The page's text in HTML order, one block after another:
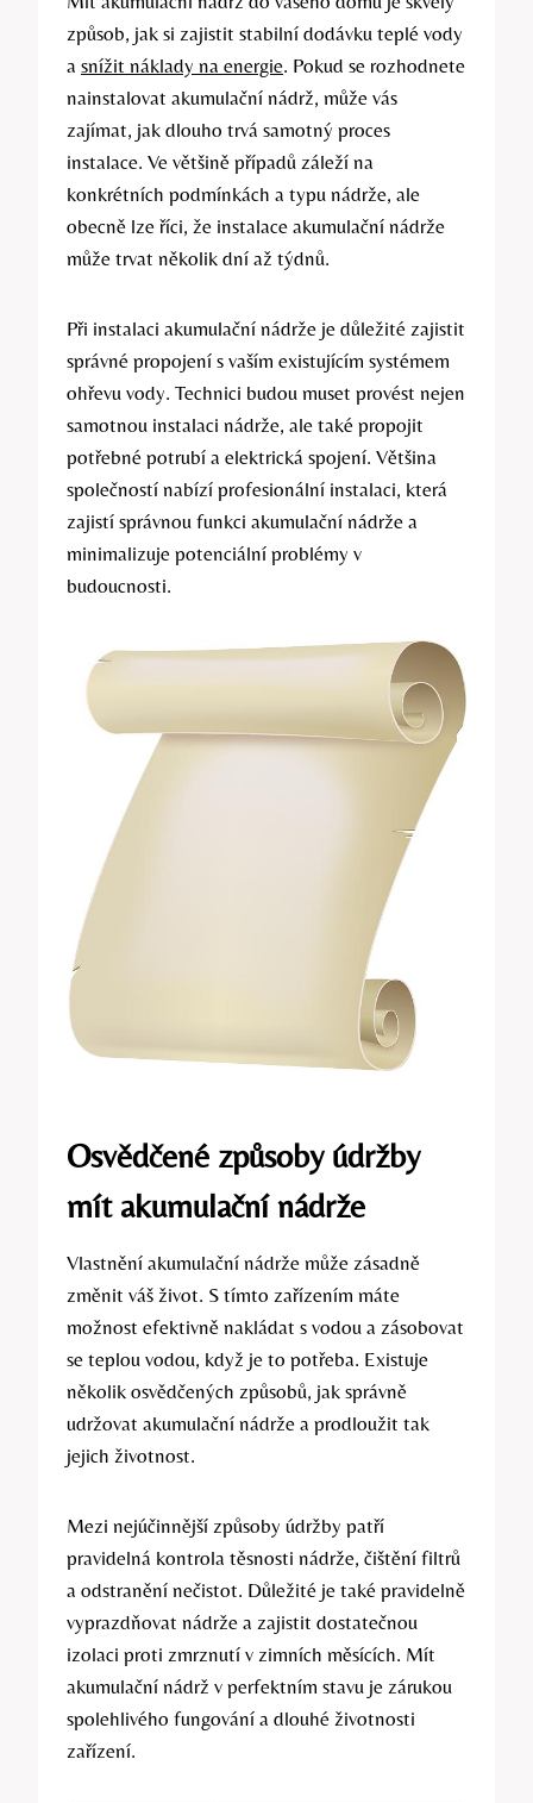
způsob, jak si zajistit stabilní dodávku teplé vody
a snížit náklady na energie. Pokud se rozhodnete
nainstalovat akumulační nádrž, může vás
zajímat, jak dlouho trvá samotný proces
instalace. Ve většině případů záleží na
konkrétních podmínkách a typu nádrže, ale
obecně lze říci, že instalace akumulační nádrže
může trvat několik dní až týdnů.
Při instalaci akumulační nádrže je důležité zajistit
správné propojení s vaším existujícím systémem
ohřevu vody. Technici budou muset provést nejen
samotnou instalaci nádrže, ale také propojit
potřebné potrubí a elektrická spojení. Většina
společností nabízí profesionální instalaci, která
zajistí správnou funkci akumulační nádrže a
minimalizuje potenciální problémy v
budoucnosti.
Osvědčené způsoby údržby
mít akumulační nádrže
Vlastnění akumulační nádrže může zásadně
změnit váš život. S tímto zařízením máte
možnost efektivně nakládat s vodou a zásobovat
se teplou vodou, když je to potřeba. Existuje
několik osvědčených způsobů, jak správně
udržovat akumulační nádrže a prodloužit tak
jejich životnost.
Mezi nejúčinnější způsoby údržby patří
pravidelná kontrola těsnosti nádrže, čištění filtrů
a odstranění nečistot. Důležité je také pravidelně
vyprazdňovat nádrže a zajistit dostatečnou
izolaci proti zmrznutí v zimních měsících. Mít
akumulační nádrž v perfektním stavu je zárukou
spolehlivého fungování a dlouhé životnosti
zařízení.